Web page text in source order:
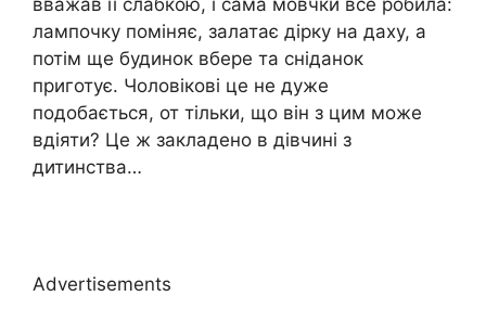
вважав її слабкою, і сама мовчки все робила:
лампочку поміняє, залатає дірку на даху, а
потім ще будинок вбере та сніданок
приготує. Чоловікові це не дуже
подобається, от тільки, що він з цим може
вдіяти? Це ж закладено в дівчині з
дитинства…
Advertisements